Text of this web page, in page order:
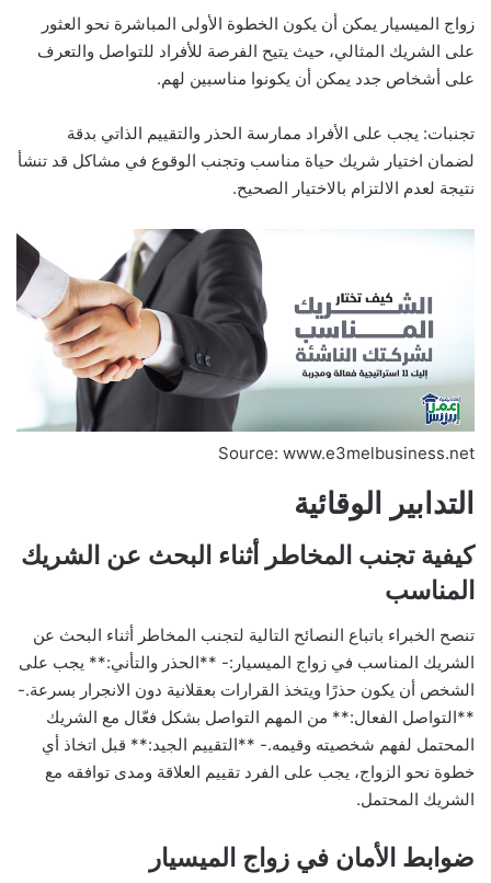
زواج الميسيار يمكن أن يكون الخطوة الأولى المباشرة نحو العثور
على الشريك المثالي، حيث يتيح الفرصة للأفراد للتواصل والتعرف
على أشخاص جدد يمكن أن يكونوا مناسبين لهم.
تجنبات: يجب على الأفراد ممارسة الحذر والتقييم الذاتي بدقة
لضمان اختيار شريك حياة مناسب وتجنب الوقوع في مشاكل قد تنشأ
نتيجة لعدم الالتزام بالاختيار الصحيح.
Source: www.e3melbusiness.net
التدابير الوقائية
كيفية تجنب المخاطر أثناء البحث عن الشريك
المناسب
تنصح الخبراء باتباع النصائح التالية لتجنب المخاطر أثناء البحث عن
الشريك المناسب في زواج الميسيار:- **الحذر والتأني:** يجب على
الشخص أن يكون حذرًا ويتخذ القرارات بعقلانية دون الانجرار بسرعة.-
**التواصل الفعال:** من المهم التواصل بشكل فعّال مع الشريك
المحتمل لفهم شخصيته وقيمه.- **التقييم الجيد:** قبل اتخاذ أي
خطوة نحو الزواج، يجب على الفرد تقييم العلاقة ومدى توافقه مع
الشريك المحتمل.
ضوابط الأمان في زواج الميسيار